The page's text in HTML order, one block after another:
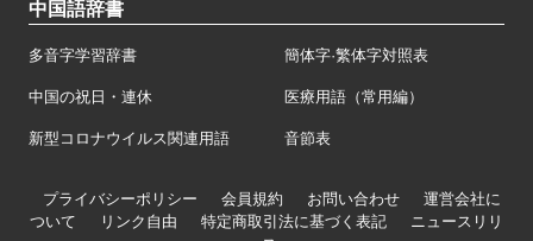
中国語辞書
多音字学習辞書 簡体字·繁体字対照表
中国の祝日・連休 医療用語（常用編）
新型コロナウイルス関連用語 音節表
プライバシーポリシー 会員規約 お問い合わせ
運営会社に
ついて
リンク自由 特定商取引法に基づく表記
ニュースリリ